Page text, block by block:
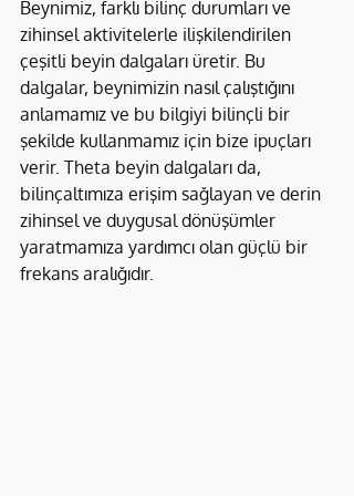
Beynimiz, farklı bilinç durumları ve
zihinsel aktivitelerle ilişkilendirilen
çeşitli beyin dalgaları üretir. Bu
dalgalar, beynimizin nasıl çalıştığını
anlamamız ve bu bilgiyi bilinçli bir
şekilde kullanmamız için bize ipuçları
verir. Theta beyin dalgaları da,
bilinçaltımıza erişim sağlayan ve derin
zihinsel ve duygusal dönüşümler
yaratmamıza yardımcı olan güçlü bir
frekans aralığıdır.